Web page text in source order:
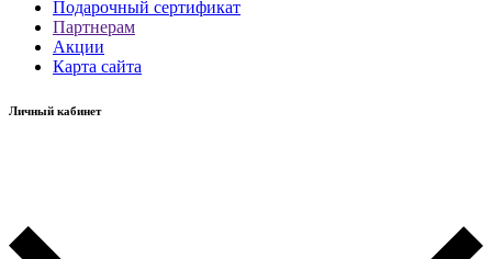
Подарочный сертификат
Партнерам
Акции
Карта сайта
Личный кабинет